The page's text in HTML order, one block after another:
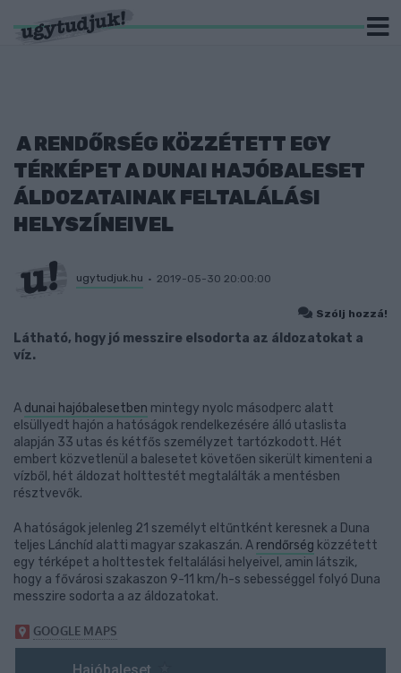
A RENDŐRSÉG KÖZZÉTETT EGY
TÉRKÉPET A DUNAI HAJÓBALESET
ÁLDOZATAINAK FELTALÁLÁSI
HELYSZÍNEIVEL
ugytudjuk.hu 2019-05-30 20:00:00
Szólj hozzá!
Látható, hogy jó messzire elsodorta az áldozatokat a
víz.
A dunai hajóbalesetben mintegy nyolc másodperc alatt
elsüllyedt hajón a hatóságok rendelkezésére álló utaslista
alapján 33 utas és kétfős személyzet tartózkodott. Hét
embert közvetlenül a balesetet követően sikerült kimenteni a
vízből, hét áldozat holttestét megtalálták a mentésben
résztvevők.
A hatóságok jelenleg 21 személyt eltűntként keresnek a Duna
teljes Lánchíd alatti magyar szakaszán. A rendőrség közzétett
egy térképet a holttestek feltalálási helyeivel, amin látszik,
hogy a fővárosi szakaszon 9-11 km/h-s sebességgel folyó Duna
messzire sodorta a az áldozatokat.